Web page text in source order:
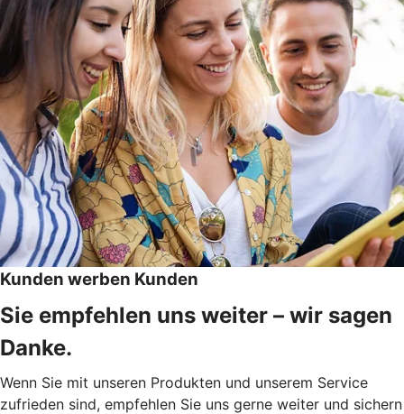
Kunden werben Kunden
Sie empfehlen uns weiter – wir sagen
Danke.
Wenn Sie mit unseren Produkten und unserem Service
zufrieden sind, empfehlen Sie uns gerne weiter und sichern